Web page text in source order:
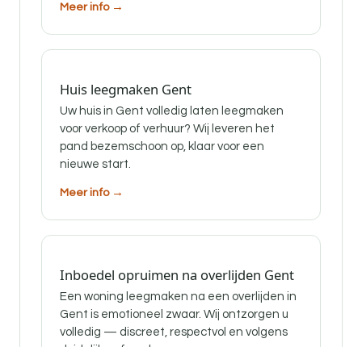
Meer info →
Huis leegmaken Gent
Uw huis in Gent volledig laten leegmaken
voor verkoop of verhuur? Wij leveren het
pand bezemschoon op, klaar voor een
nieuwe start.
Meer info →
Inboedel opruimen na overlijden Gent
Een woning leegmaken na een overlijden in
Gent is emotioneel zwaar. Wij ontzorgen u
volledig — discreet, respectvol en volgens